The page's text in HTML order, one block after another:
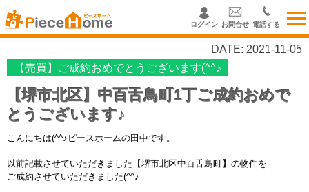
ログイン お問合せ 電話する
DATE: 2021-11-05
【売買】ご成約おめでとうございます(^^♪
【堺市北区】中百舌鳥町1丁ご成約おめで
とうございます♪
こんにちは(^^♪ピースホームの田中です。
以前記載させていただきました【堺市北区中百舌鳥町】の物件を
ご成約させていただきました(^^♪